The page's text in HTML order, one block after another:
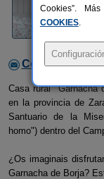
Contactar con
Casa rural "Garnacha
en la provincia de
Santuario de la
homo") dentro del
¿Os imaginais
Garnacha de Borja?
Cookies”.
COOKIES.